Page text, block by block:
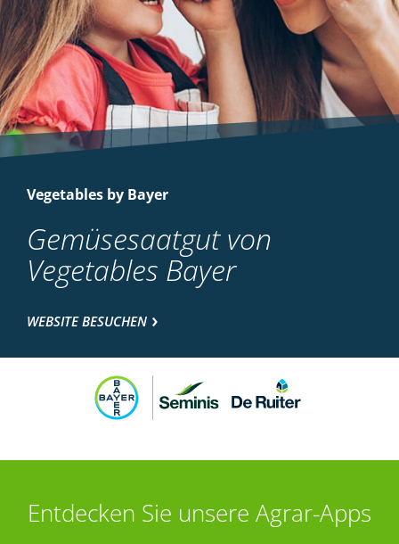
Vegetables by Bayer
Gemüsesaatgut von
Vegetables Bayer
WEBSITE BESUCHEN
Entdecken Sie unsere Agrar-Apps